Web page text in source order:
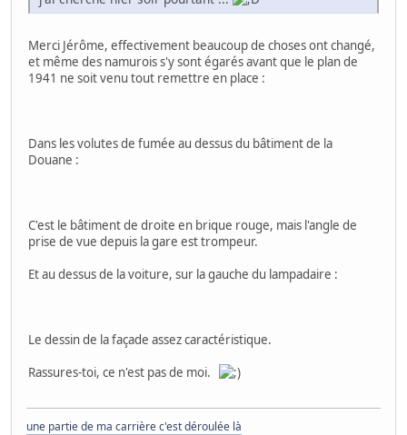
Merci Jérôme, effectivement beaucoup de choses ont changé,
et même des namurois s'y sont égarés avant que le plan de
1941 ne soit venu tout remettre en place :
Dans les volutes de fumée au dessus du bâtiment de la
Douane :
C'est le bâtiment de droite en brique rouge, mais l'angle de
prise de vue depuis la gare est trompeur.
Et au dessus de la voiture, sur la gauche du lampadaire :
Le dessin de la façade assez caractéristique.
Rassures-toi, ce n'est pas de moi.
une partie de ma carrière c'est déroulée là